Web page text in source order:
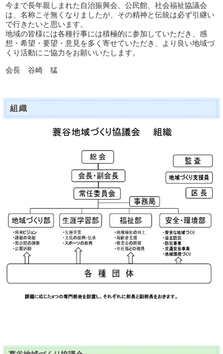
今まで長年親しまれた自治振興会、公民館、社会福祉協議会
は、名称こそ無くなりましたが、その精神と伝統は必ず引継い
で行きたいと思います。
地域の皆様には各種行事には積極的に参加していただき、感
想・希望・要望・意見を多く寄せていただき、より良い地域づ
くり活動にご協力をお願いいたします。
会長 谷崎 猛
組織